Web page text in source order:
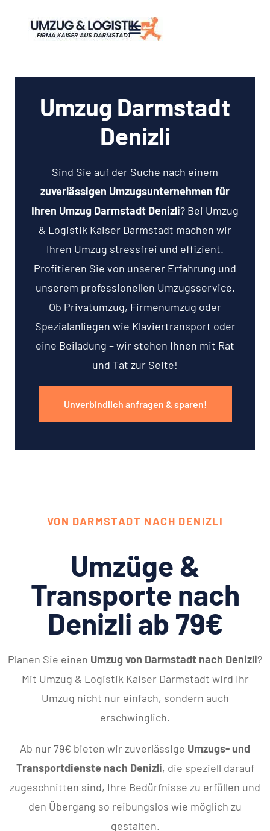
Umzug Darmstadt
Denizli
Sind Sie auf der Suche nach einem
zuverlässigen Umzugsunternehmen für
Ihren Umzug Darmstadt Denizli? Bei Umzug
& Logistik Kaiser Darmstadt machen wir
Ihren Umzug stressfrei und effizient.
Profitieren Sie von unserer Erfahrung und
unserem professionellen Umzugsservice.
Ob Privatumzug, Firmenumzug oder
Spezialanliegen wie Klaviertransport oder
eine Beiladung – wir stehen Ihnen mit Rat
und Tat zur Seite!
Unverbindlich anfragen & sparen!
VON DARMSTADT NACH DENIZLI
Umzüge &
Transporte nach
Denizli ab 79€
Planen Sie einen Umzug von Darmstadt nach Denizli?
Mit Umzug & Logistik Kaiser Darmstadt wird Ihr
Umzug nicht nur einfach, sondern auch
erschwinglich.
Ab nur 79€ bieten wir zuverlässige Umzugs- und
Transportdienste nach Denizli, die speziell darauf
zugeschnitten sind, Ihre Bedürfnisse zu erfüllen und
den Übergang so reibungslos wie möglich zu
gestalten.